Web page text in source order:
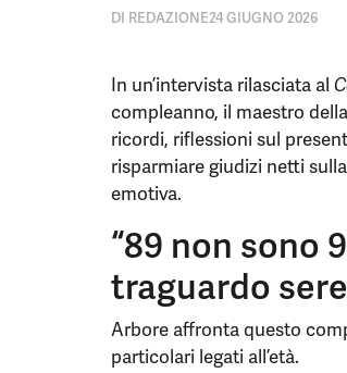
DI REDAZIONE24 GIUGNO 2026
In un’intervista rilasciata al
compleanno, il maestro
ricordi, riflessioni sul
risparmiare giudizi netti
emotiva.
“89 non sono
traguardo
Arbore affronta questo
particolari legati all’età.